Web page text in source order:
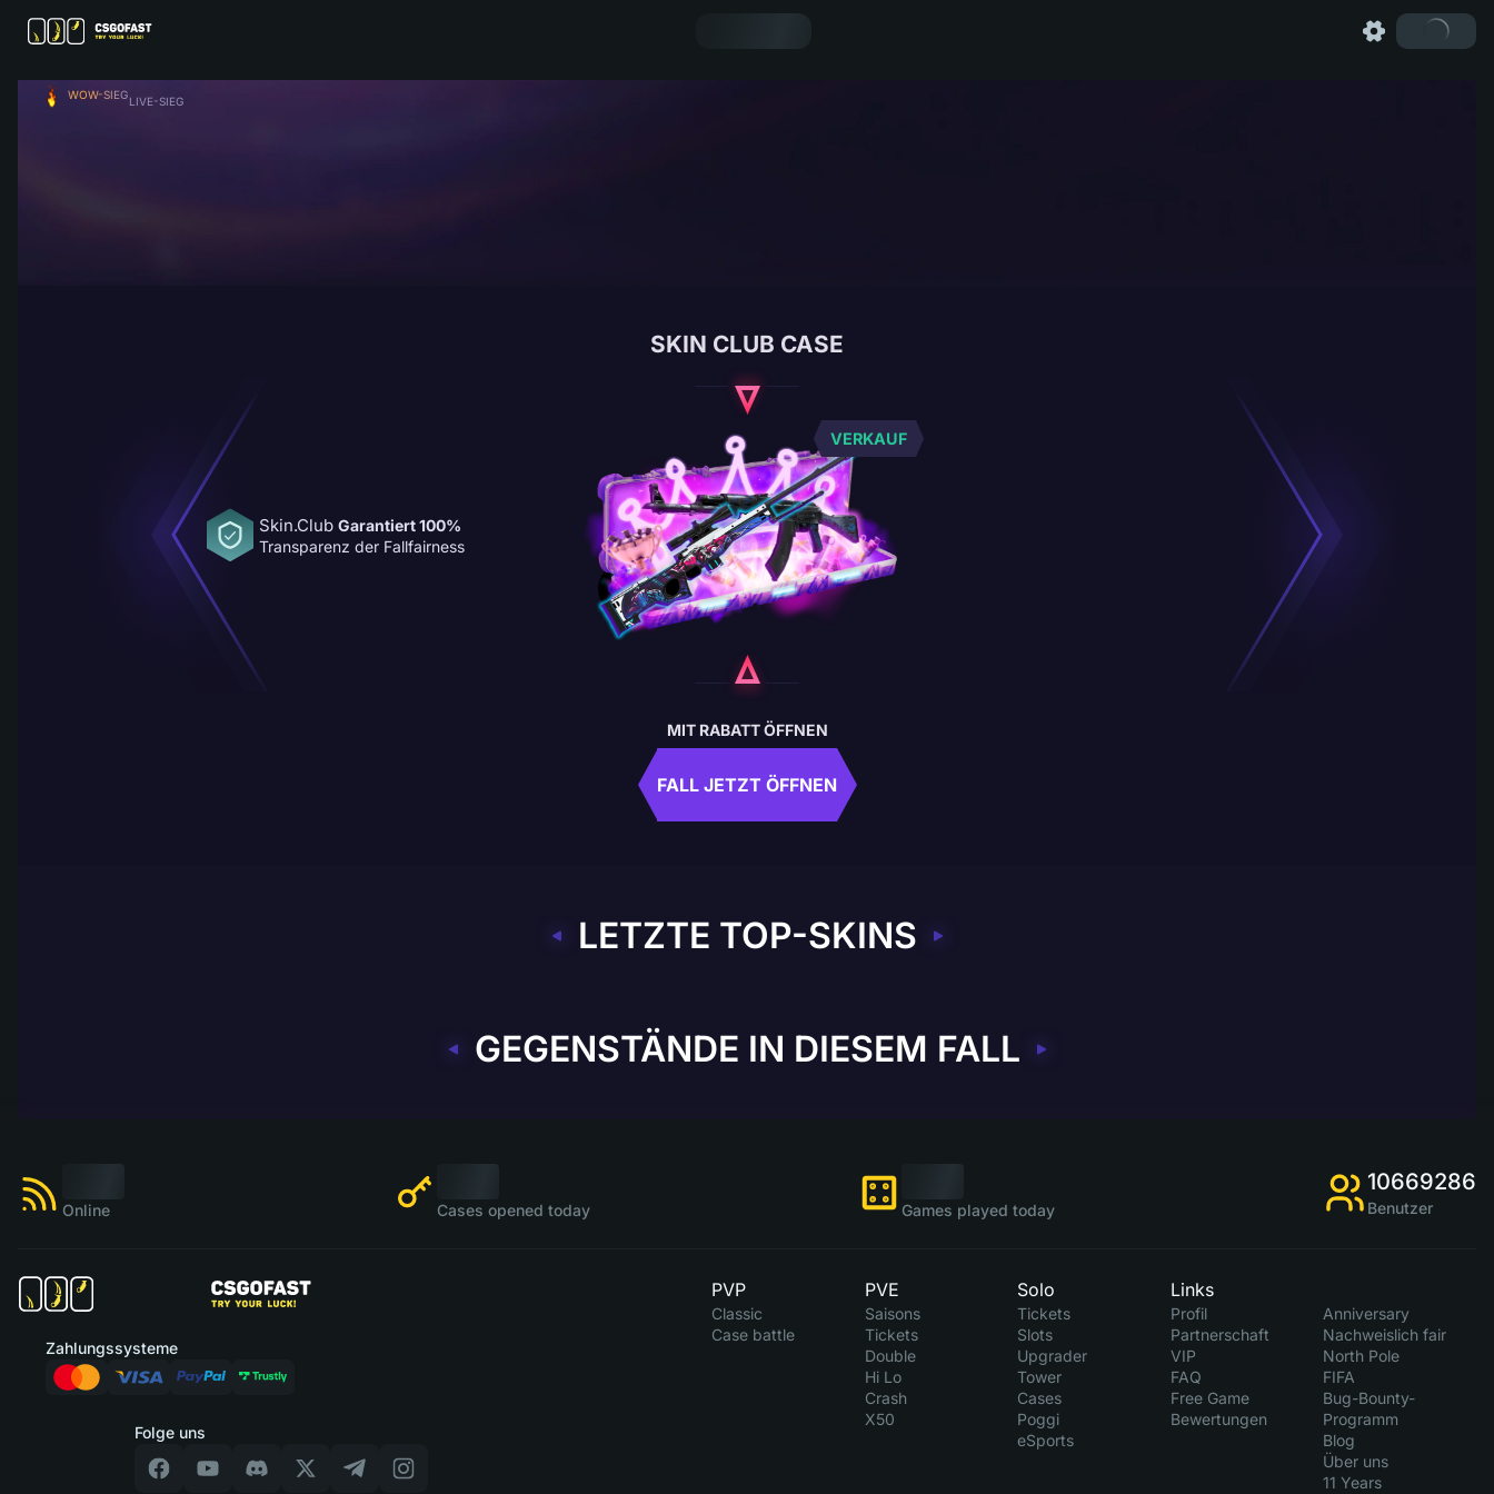
WOW-SIEG
LIVE-SIEG
SKIN CLUB CASE
VERKAUF
Skin.Club Garantiert 100%
Transparenz der Fallfairness
MIT RABATT ÖFFNEN
FALL JETZT ÖFFNEN
LETZTE TOP-SKINS
GEGENSTÄNDE IN DIESEM FALL
Online Cases opened today Games played today
10669286
Benutzer
Folge uns
Zahlungssysteme
PVP
Classic
Case battle
PVE
Saisons
Tickets
Double
Hi Lo
Crash
X50
Solo
Tickets
Slots
Upgrader
Tower
Cases
Poggi
eSports
Links
Profil
Partnerschaft
VIP
FAQ
Free Game
Bewertungen
Anniversary
Nachweislich fair
North Pole
FIFA
Bug-Bounty-
Programm
Blog
Über uns
11 Years